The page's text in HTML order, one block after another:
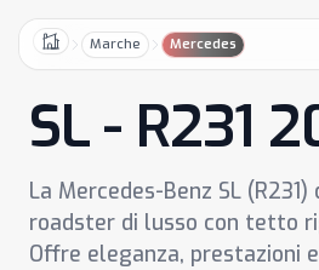
HomeMarche Mercedes
SL - R231
La Mercedes-Benz SL
roadster di lusso con tetto
Offre eleganza, prestazioni